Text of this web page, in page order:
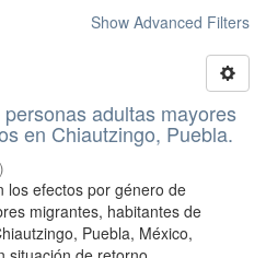
Show Advanced Filters
adultas mayores
en Chiautzingo, Puebla.
)
los efectos por género de
migrantes, habitantes de
Puebla, México,